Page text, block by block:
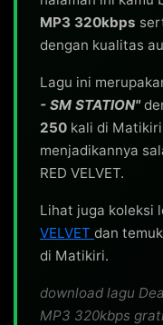
MP3 320kbps
dengan kualitas
Lagu ini
- SM STATION"
250 kali di
menjadikannya
RED VELVET.
Lihat juga koleksi
VELVET dan
di Matikiri.
download lagu
MP3 320kbps